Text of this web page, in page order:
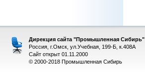
Дирекция сайта "Промышленная Сибирь"
Россия, г.Омск, ул.Учебная, 199-Б, к.408А
Сайт открыт 01.11.2000
© 2000-2018 Промышленная Сибирь